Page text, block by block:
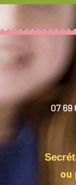
07
ou